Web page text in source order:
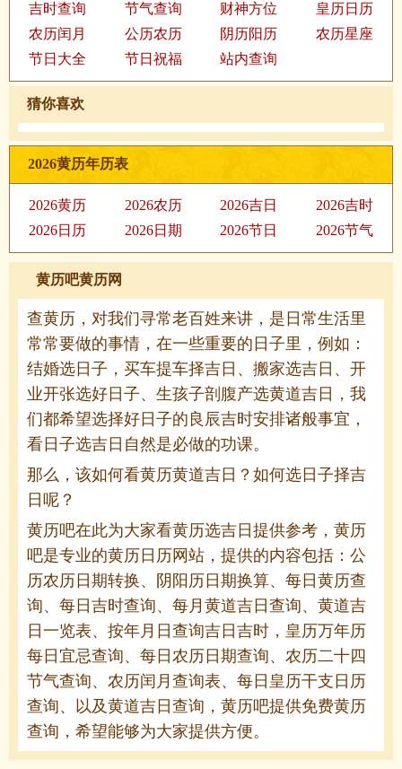
吉时查询
节气查询 财神方位
皇历日历
农历闰月
公历农历 阴历阳历
农历星座
节日大全
节日祝福 站内查询
猜你喜欢
2026黄历年历表
2026黄历 2026农历 2026吉日
2026吉时
2026日历
2026日期 2026节日 2026节气
黄历吧黄历网
查黄历，对我们寻常老百姓来讲，是日常生活里
常常要做的事情，在一些重要的日子里，例如：
结婚选日子，买车提车择吉日、搬家选吉日、开
业开张选好日子、生孩子剖腹产选黄道吉日，我
们都希望选择好日子的良辰吉时安排诸般事宜，
看日子选吉日自然是必做的功课。
那么，该如何看黄历黄道吉日？如何选日子择吉
日呢？
黄历吧在此为大家看黄历选吉日提供参考，黄历
吧是专业的黄历日历网站，提供的内容包括：公
历农历日期转换、阴阳历日期换算、每日黄历查
询、每日吉时查询、每月黄道吉日查询、黄道吉
日一览表、按年月日查询吉日吉时，皇历万年历
每日宜忌查询、每日农历日期查询、农历二十四
节气查询、农历闰月查询表、每日皇历干支日历
查询、以及黄道吉日查询，黄历吧提供免费黄历
查询，希望能够为大家提供方便。